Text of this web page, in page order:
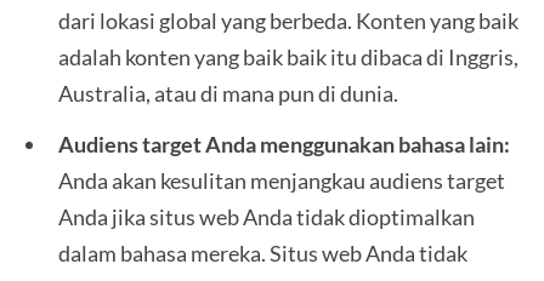
dari lokasi global yang berbeda. Konten yang baik
adalah konten yang baik baik itu dibaca di Inggris,
Australia, atau di mana pun di dunia.
Audiens target Anda menggunakan bahasa lain:
Anda akan kesulitan menjangkau audiens target
Anda jika situs web Anda tidak dioptimalkan
dalam bahasa mereka. Situs web Anda tidak